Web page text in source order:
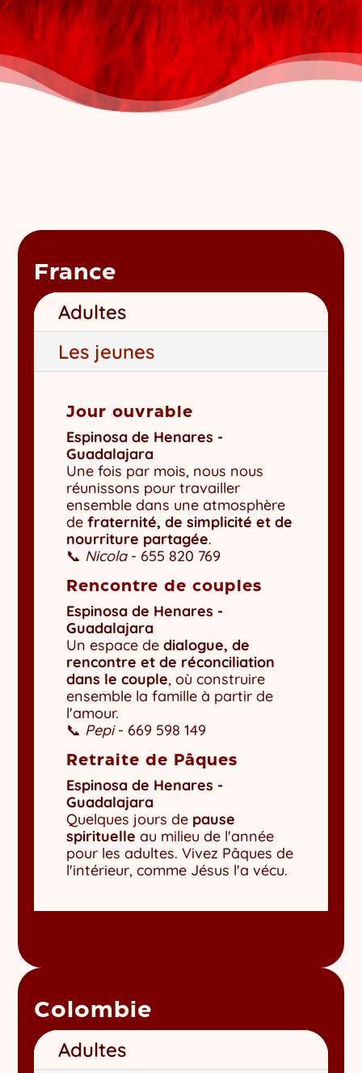
France
Adultes
Les jeunes
Jour ouvrable
Espinosa de Henares -
Guadalajara
Une fois par mois, nous nous
réunissons pour travailler
ensemble dans une atmosphère
defraternité, de simplicité et de
nourriture partagée.
📞 Nicola- 655 820 769
Rencontre de couples
Espinosa de Henares -
Guadalajara
Un espace dedialogue, de
rencontre et de réconciliation
dans le couple, où construire
ensemble la famille à partir de
l'amour.
📞 Pepi- 669 598 149
Retraite de Pâques
Espinosa de Henares -
Guadalajara
Quelques jours de pause
spirituelle au milieu de l'année
pour les adultes. Vivez Pâques de
l'intérieur, comme Jésus l'a vécu.
Colombie
Adultes